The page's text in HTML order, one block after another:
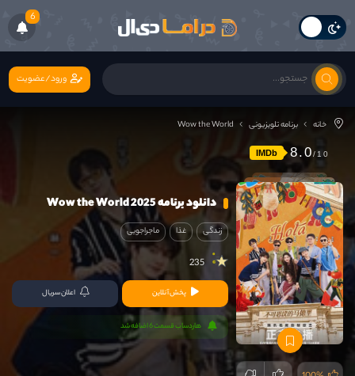
6
ورود/عضویت
خانه برنامه تلویزیونی Wow the World
IMDb 8.0
دانلود برنامه Wow the World 2025
زندگی غذا ماجراجویی
235
پخش آنلاین اعلان سریال
هاردساب قسمت 6 اضافه شد